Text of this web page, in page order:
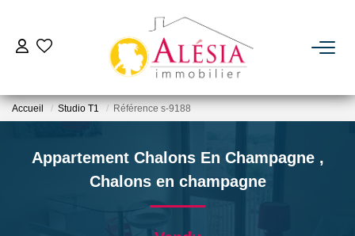
ACHETER
BIENS VENDUS / LOUÉS
Accueil Studio T1 Référence s-9188
Appartement Chalons En Champagne ,
Chalons en champagne